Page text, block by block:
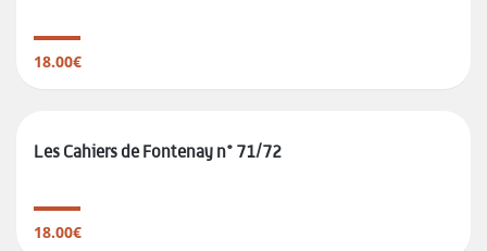
18.00€
Les Cahiers de Fontenay n° 71/72
18.00€